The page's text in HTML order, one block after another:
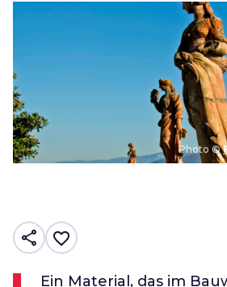
Photo ©
share favorite_border
Ein Material, das im